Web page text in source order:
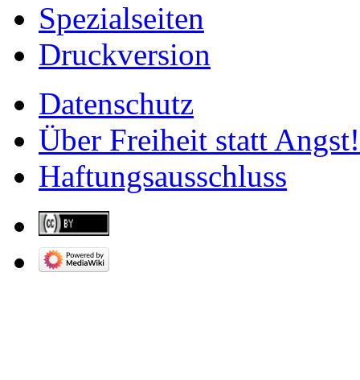
Spezialseiten
Druckversion
Datenschutz
Über Freiheit statt Angst!
Haftungsausschluss